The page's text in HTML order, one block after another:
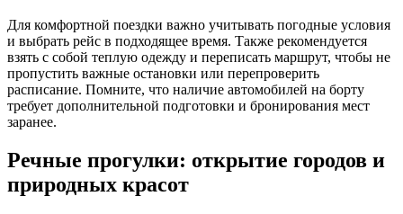
Для комфортной поездки важно учитывать погодные условия
и выбрать рейс в подходящее время. Также рекомендуется
взять с собой теплую одежду и переписать маршрут, чтобы не
пропустить важные остановки или перепроверить
расписание. Помните, что наличие автомобилей на борту
требует дополнительной подготовки и бронирования мест
заранее.
Речные прогулки: открытие городов и
природных красот